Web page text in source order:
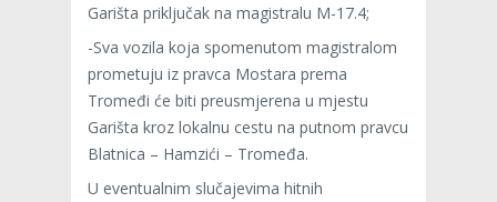
Garišta priključak na magistralu M-17.4;
-Sva vozila koja spomenutom magistralom
prometuju iz pravca Mostara prema
Tromeđi će biti preusmjerena u mjestu
Garišta kroz lokalnu cestu na putnom pravcu
Blatnica – Hamzići – Tromeđa.
U eventualnim slučajevima hitnih